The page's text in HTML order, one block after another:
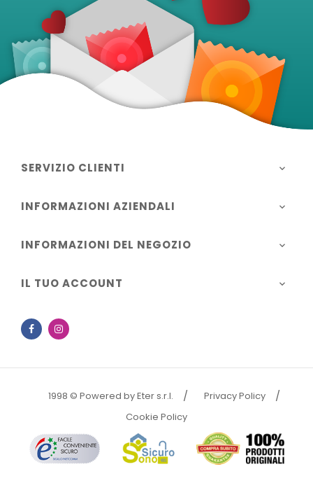
SERVIZIO CLIENTI 
INFORMAZIONI AZIENDALI 
INFORMAZIONI DEL NEGOZIO 
IL TUO ACCOUNT 
Facebook
1998 © Powered by Eter s.r.l.
Privacy Policy
Cookie Policy